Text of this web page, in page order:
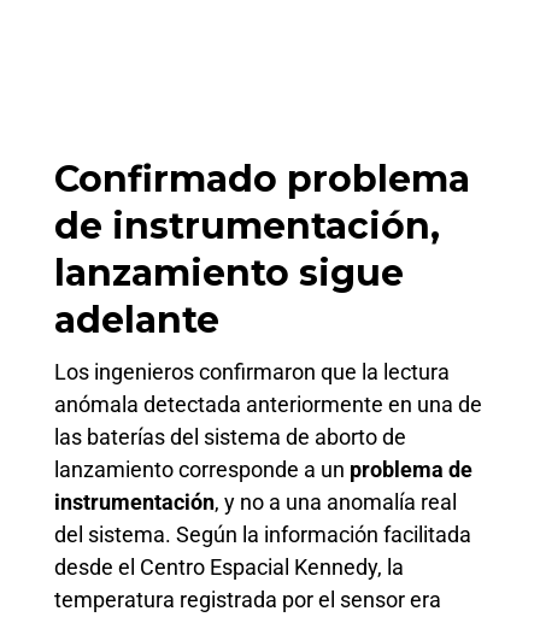
Confirmado problema
de instrumentación,
lanzamiento sigue
adelante
Los ingenieros confirmaron que la lectura
anómala detectada anteriormente en una de
las baterías del sistema de aborto de
lanzamiento corresponde a un problema de
instrumentación, y no a una anomalía real
del sistema. Según la información facilitada
desde el Centro Espacial Kennedy, la
temperatura registrada por el sensor era